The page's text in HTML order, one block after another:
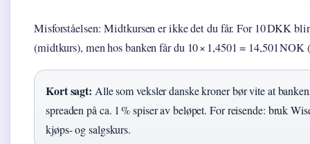
Misforståelsen: Midtkursen er ikke det du får. For 10 DKK
(midtkurs), men hos banken får du 10 × 1,4501 = 14,501 NOK
Kort sagt: Alle som veksler danske kroner bør vite at
spreaden på ca. 1 % spiser av beløpet. For reisende: bruk
kjøps- og salgskurs.